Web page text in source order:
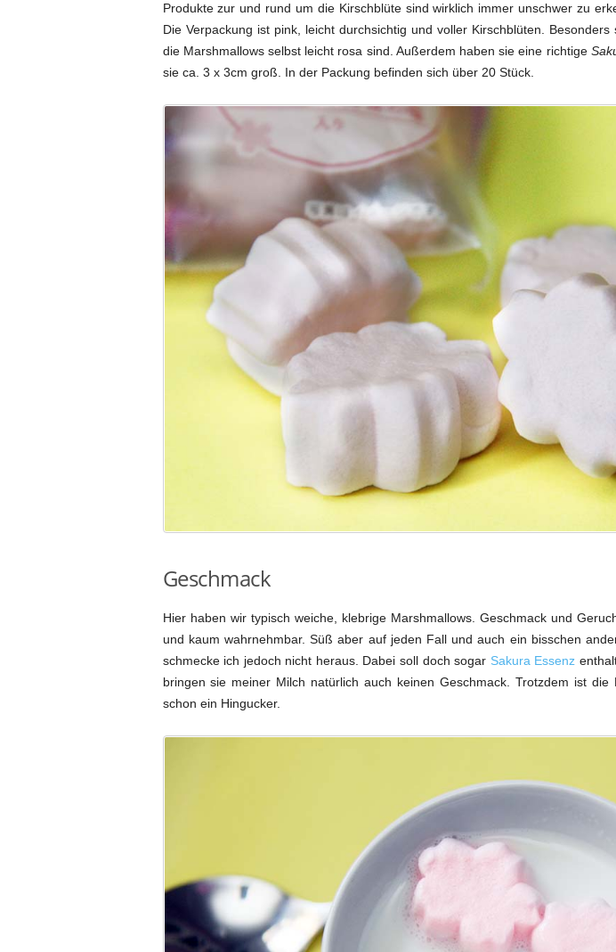
Produkte zur und rund um die Kirschblüte sind wirklich immer unschwer zu
Die Verpackung ist pink, leicht durchsichtig und voller Kirschblüten.
die Marshmallows selbst leicht rosa sind. Außerdem haben sie eine richtige
sie ca. 3 x 3cm groß. In der Packung befinden sich über 20 Stück.
Geschmack
Hier haben wir typisch weiche, klebrige Marshmallows. Geschmack und
und kaum wahrnehmbar. Süß aber auf jeden Fall und auch ein bisschen
schmecke ich jedoch nicht heraus. Dabei soll doch sogar Sakura Essenz
bringen sie meiner Milch natürlich auch keinen Geschmack. Trotzdem ist die
schon ein Hingucker.